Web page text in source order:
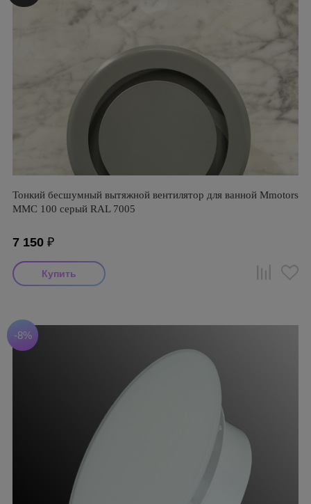
Тонкий бесшумный вытяжной вентилятор для ванной Mmotors
ММC 100 серый RAL 7005
7 150 ₽
-8%